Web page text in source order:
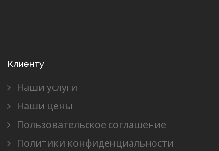
Клиенту
Наши услуги
Наши цены
Пользовательское соглашение
Политики конфиденциальности